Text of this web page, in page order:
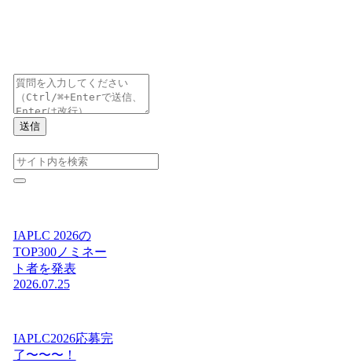
送信
IAPLC 2026の
TOP300ノミネー
ト者を発表
2026.07.25
IAPLC2026応募完
了〜〜〜！